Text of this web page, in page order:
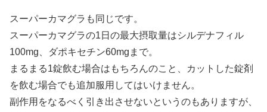
スーパーカマグラも同じです。
スーパーカマグラの1日の最大摂取量はシルデナフィル
100mg、ダポキセチン60mgまで。
まるまる1錠飲む場合はもちろんのこと、カットした錠剤
を飲む場合でも追加服用してはいけません。
副作用をなるべく引き出させないというのもありますが、